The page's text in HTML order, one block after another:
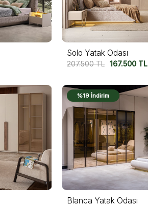
Solo Yatak Odası
207.500TL 167.500 TL
%19 İndirim
Blanca Yatak Odası